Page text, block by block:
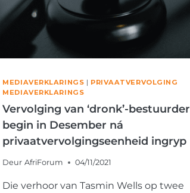
MEDIAVERKLARINGS | PRIVAATVERVOLGING
MEDIAVERKLARINGS
Vervolging van ‘dronk’-bestuurder
begin in Desember ná
privaatvervolgingseenheid ingryp
Deur AfriForum 04/11/2021
Die verhoor van Tasmin Wells op twee